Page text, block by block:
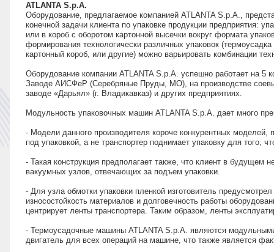
ATLANTA S.p.A.
Оборудование, предлагаемое компанией ATLANTA S.p.A.,
конечной задачи клиента по упаковке продукции предприятия:
или в короб с оборотом картонной высечки вокруг формата
формирования технологически различных упаковок
картонный короб, или другие) можно варьировать комбинации
Оборудование компании ATLANTA S.p.A. успешно работает на 5
Заводе АИСФеР (Серебряные Пруды, МО), на производстве
заводе «Дарьял» (г. Владикавказ) и других предприятиях.
Модульность упаковочных машин ATLANTA S.p.A. дает много
- Модели данного производителя короче конкурентных моделей,
под упаковкой, а не транспортер поднимает упаковку для того,
- Такая конструкция предполагает также, что клиент в
вакуумных узлов, отвечающих за подъем упаковки.
- Для узла обмотки упаковки пленкой изготовитель
износостойкость материалов и долговечность работы
центрирует ленты транспортера. Таким образом, ленты
- Термоусадочные машины ATLANTA S.p.A. являются
двигатель для всех операций на машине, что также является